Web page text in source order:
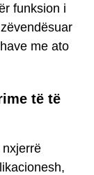
funksion i
me ato
të të